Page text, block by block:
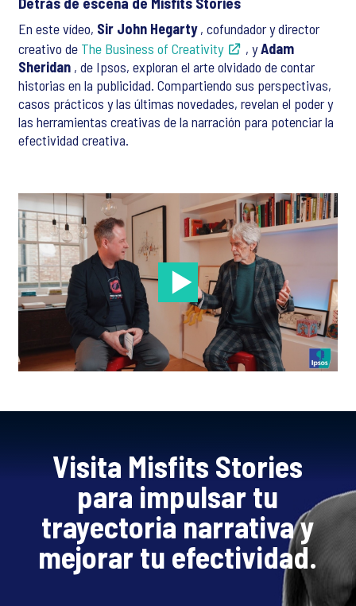
En este vídeo, Sir John Hegarty, cofundador y director
creativo de The Business of Creativity , yAdam
Sheridan , de Ipsos, exploran el arte olvidado de contar
historias en la publicidad. Compartiendo sus perspectivas,
casos prácticos y las últimas novedades, revelan el poder y
las herramientas creativas de la narración para potenciar la
efectividad creativa.
Visita Misfits Stories
para impulsar tu
trayectoria narrativa y
mejorar tu efectividad.